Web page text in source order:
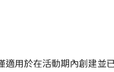
用於在活動期內創建並